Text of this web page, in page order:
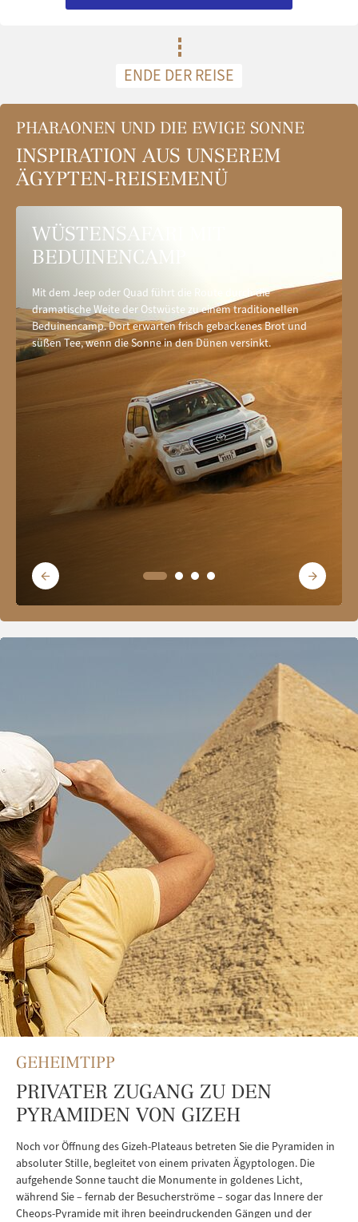
ENDE DER REISE
PHARAONEN UND DIE EWIGE SONNE
INSPIRATION AUS UNSEREM
ÄGYPTEN-REISEMENÜ
WÜSTENSAFARI MIT
BEDUINENCAMP
Mit dem Jeep oder Quad führt die Route durch die
dramatische Weite der Ostwüste zu einem traditionellen
Beduinencamp. Dort erwarten frisch gebackenes Brot und
süßen Tee, wenn die Sonne in den Dünen versinkt.
GEHEIMTIPP
PRIVATER ZUGANG ZU DEN
PYRAMIDEN VON GIZEH
Noch vor Öffnung des Gizeh-Plateaus betreten Sie die Pyramiden in
absoluter Stille, begleitet von einem privaten Ägyptologen. Die
aufgehende Sonne taucht die Monumente in goldenes Licht,
während Sie – fernab der Besucherströme – sogar das Innere der
Cheops-Pyramide mit ihren beeindruckenden Gängen und der